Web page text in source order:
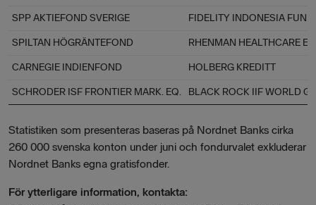
SPP AKTIEFOND SVERIGE FIDELITY INDONESIA FUND
SPILTAN HÖGRÄNTEFOND RHENMAN HEALTHCARE
CARNEGIE INDIENFOND HOLBERG KREDITT
SCHRODER ISF FRONTIER MARK. EQ. BLACK ROCK IIF WORLD
Statistiken som presenteras baseras på Nordnet Banks cirka
260 000 svenska konton under juni och fondurvalet exkluderar
Nordnet Banks egna gratisfonder.
För ytterligare information, kontakta: